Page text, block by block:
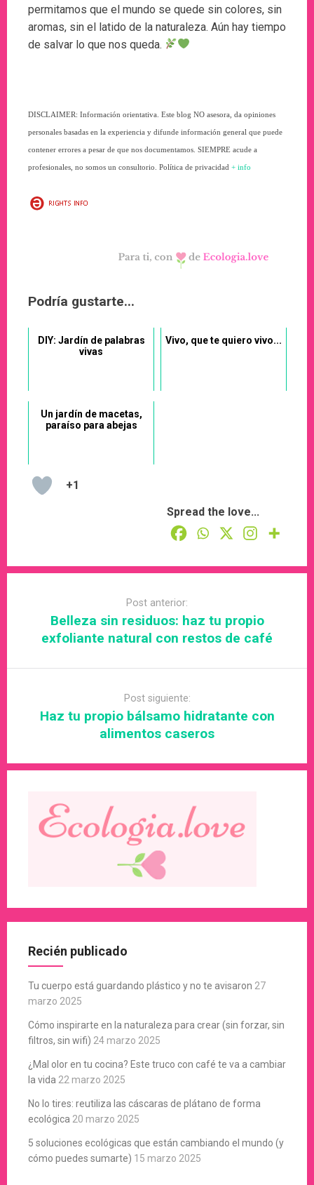
permitamos que el mundo se quede sin colores, sin
aromas, sin el latido de la naturaleza. Aún hay tiempo
de salvar lo que nos queda.
DISCLAIMER: Información orientativa. Este blog NO asesora, da opiniones
personales basadas en la experiencia y difunde información general que puede
contener errores a pesar de que nos documentamos. SIEMPRE acude a
profesionales, no somos un consultorio. Política de privacidad + info
Podría gustarte...
DIY: Jardín de palabras
vivas
Vivo, que te quiero vivo...
Un jardín de macetas,
paraíso para abejas
+1
Spread the love...
Post anterior:
Belleza sin residuos: haz tu propio
exfoliante natural con restos de café
Post siguiente:
Haz tu propio bálsamo hidratante con
alimentos caseros
Recién publicado
Tu cuerpo está guardando plástico y no te avisaron 27
marzo 2025
Cómo inspirarte en la naturaleza para crear (sin forzar, sin
filtros, sin wifi) 24 marzo 2025
¿Mal olor en tu cocina? Este truco con café te va a cambiar
la vida 22 marzo 2025
No lo tires: reutiliza las cáscaras de plátano de forma
ecológica 20 marzo 2025
5 soluciones ecológicas que están cambiando el mundo (y
cómo puedes sumarte) 15 marzo 2025